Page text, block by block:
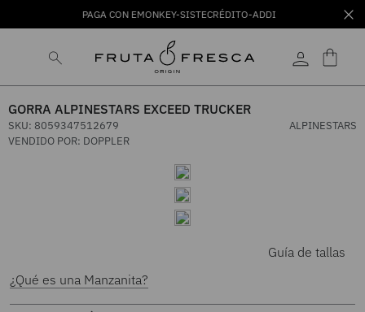
PAGA CON EMONKEY-SISTECRÉDITO-ADDI
GORRA ALPINESTARS EXCEED TRUCKER
SKU: 8059347512679
ALPINESTARS
VENDIDO POR: DOPPLER
Guía de tallas
¿Qué es una Manzanita?